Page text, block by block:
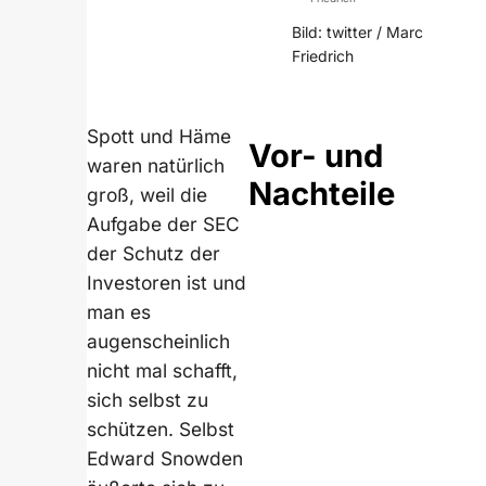
Bild: twitter / Marc
Friedrich
Spott und Häme
waren natürlich
groß, weil die
Aufgabe der SEC
der Schutz der
Investoren ist und
man es
augenscheinlich
nicht mal schafft,
sich selbst zu
schützen. Selbst
Edward Snowden
Vor- und
Nachteile